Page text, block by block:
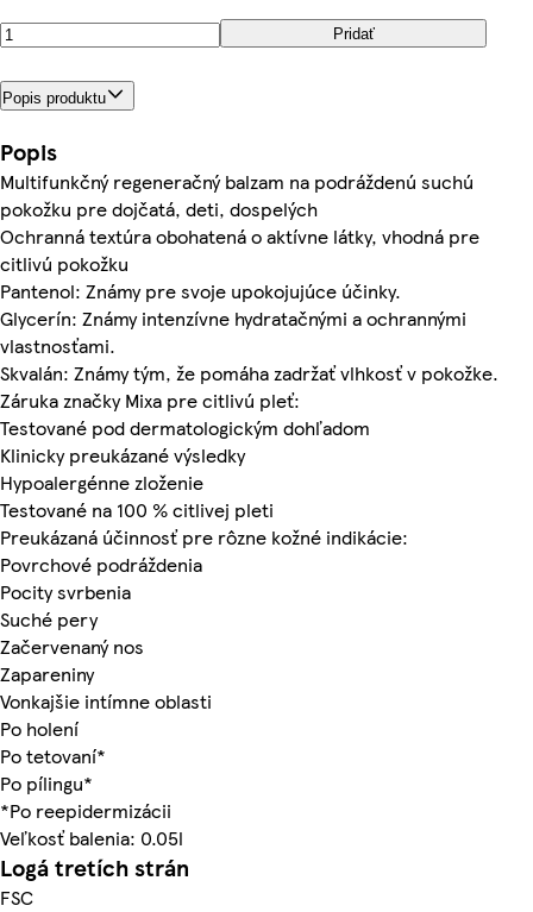
Pridať
Popis produktu
Popis
Multifunkčný regeneračný balzam na podráždenú suchú
pokožku pre dojčatá, deti, dospelých
Ochranná textúra obohatená o aktívne látky, vhodná pre
citlivú pokožku
Pantenol: Známy pre svoje upokojujúce účinky.
Glycerín: Známy intenzívne hydratačnými a ochrannými
vlastnosťami.
Skvalán: Známy tým, že pomáha zadržať vlhkosť v pokožke.
Záruka značky Mixa pre citlivú pleť:
Testované pod dermatologickým dohľadom
Klinicky preukázané výsledky
Hypoalergénne zloženie
Testované na 100 % citlivej pleti
Preukázaná účinnosť pre rôzne kožné indikácie:
Povrchové podráždenia
Pocity svrbenia
Suché pery
Začervenaný nos
Zapareniny
Vonkajšie intímne oblasti
Po holení
Po tetovaní*
Po pílingu*
*Po reepidermizácii
Veľkosť balenia: 0.05l
Logá tretích strán
FSC